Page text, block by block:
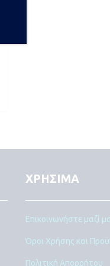
ΧΡΗΣΙΜΑ
Επικοινωνήστε μαζί
Όροι Χρήσης και
Πολιτική Απορρήτου